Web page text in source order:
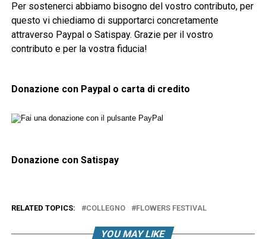
Per sostenerci abbiamo bisogno del vostro contributo, per
questo vi chiediamo di supportarci concretamente
attraverso Paypal o Satispay. Grazie per il vostro
contributo e per la vostra fiducia!
Donazione con Paypal o carta di credito
Donazione con Satispay
RELATED TOPICS: COLLEGNO FLOWERS FESTIVAL
YOU MAY LIKE